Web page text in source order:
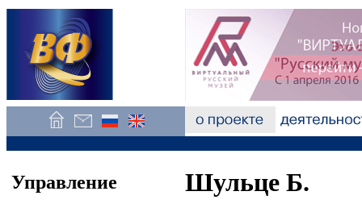
Управление Шульце Б.